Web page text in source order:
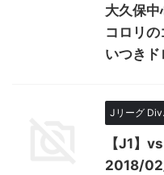
大久保
コロリ
いつき
Jリーグ
【J1】
2018/